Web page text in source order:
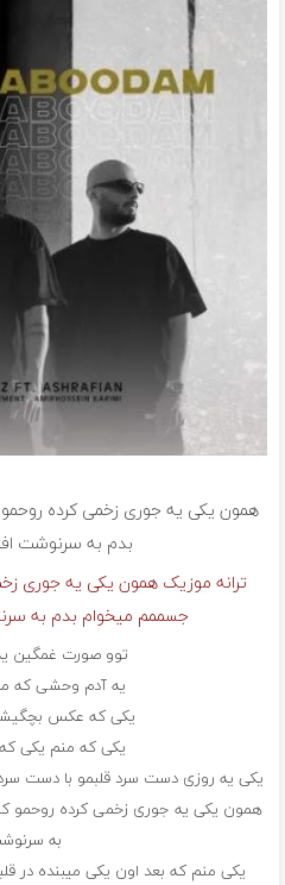
همون یکی یه جوری زخمی کرده
بدم به سرنوشت
ترانه موزیک همون یکی یه جوری
جسممم میخوام بدم به
توو صورت غمگین
یه آدم وحشی که
یکی که عکس بچگیشو
یکی که منم یکی که
یکی یه روزی دست سرد قلبمو با دست
همون یکی یه جوری زخمی کرده روحمو
به
یکی منم که بعد اون یکی میبنده در